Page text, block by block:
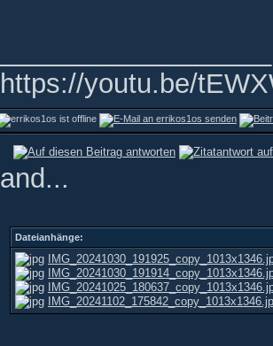
https://youtu.be/
and...
Dateianhänge: